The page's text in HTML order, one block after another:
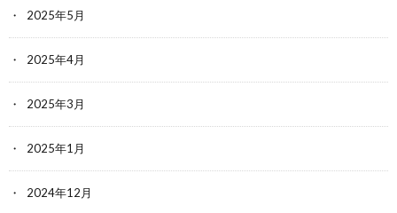
2025年5月
2025年4月
2025年3月
2025年1月
2024年12月